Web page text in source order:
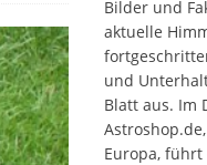
Bilder und
aktuelle
und
Blatt aus. Im
Europa,